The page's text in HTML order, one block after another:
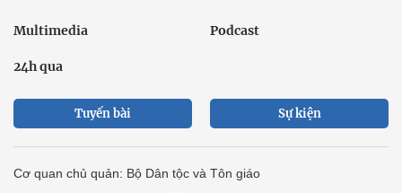
Multimedia Podcast
24h qua
Tuyến bài Sự kiện
Cơ quan chủ quản: Bộ Dân tộc và Tôn giáo